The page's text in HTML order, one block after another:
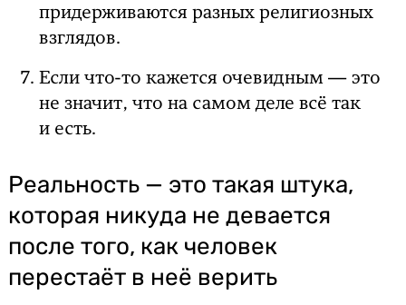
придерживаются разных религиозных
взглядов.
Если что-то кажется очевидным — это
не значит, что на самом деле всё так
и есть.
Реальность — это такая штука,
которая никуда не девается
после того, как человек
перестаёт в неё верить